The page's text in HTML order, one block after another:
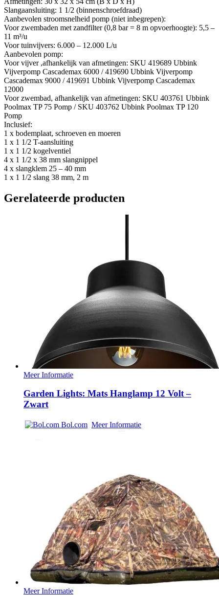
Slangaansluiting: 1 1/2 (binnenschroefdraad)
Aanbevolen stroomsnelheid pomp (niet inbegrepen):
Voor zwembaden met zandfilter (0,8 bar = 8 m opvoerhoogte): 5,5 –
11 m³/u
Voor tuinvijvers: 6.000 – 12.000 L/u
Aanbevolen pomp:
Voor vijver ,afhankelijk van afmetingen: SKU 419689 Ubbink
Vijverpomp Cascademax 6000 / 419690 Ubbink Vijverpomp
Cascademax 9000 / 419691 Ubbink Vijverpomp Cascademax
12000
Voor zwembad, afhankelijk van afmetingen: SKU 403761 Ubbink
Poolmax TP 75 Pomp / SKU 403762 Ubbink Poolmax TP 120
Pomp
Inclusief:
1 x bodemplaat, schroeven en moeren
1 x 1 1/2 T-aansluiting
1 x 1 1/2 kogelventiel
4 x 1 1/2 x 38 mm slangnippel
4 x slangklem 25 – 40 mm
1 x 1 1/2 slang 38 mm, 2 m
Gerelateerde producten
Meer Informatie
Garden Lights: Mats Hanglamp 12 Volt –
Zwart
Bol.com Meer Informatie
Meer Informatie